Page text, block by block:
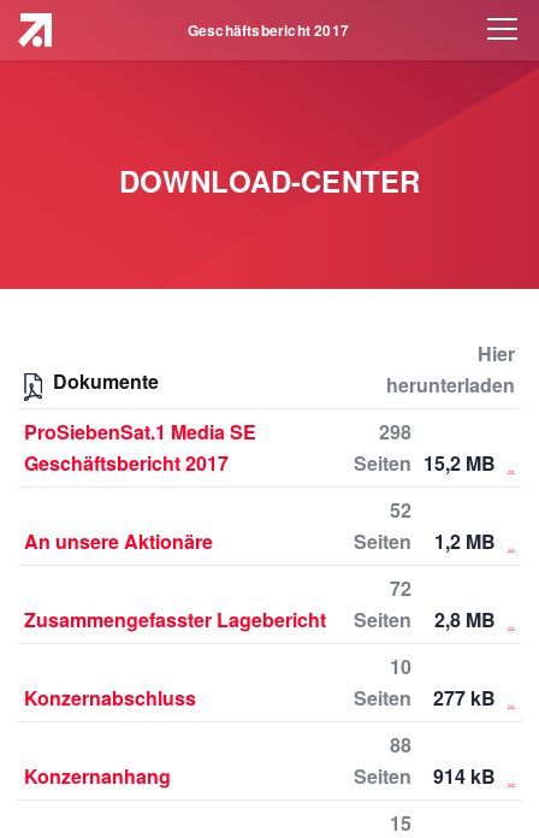
Geschäftsbericht 2017
DOWNLOAD-CENTER
Dokumente
Hier
herunterladen
ProSiebenSat.1 Media SE
Geschäftsbericht 2017
298
Seiten 15,2 MB
An unsere Aktionäre
52
Seiten
1,2 MB
Zusammengefasster Lagebericht
72
Seiten
2,8 MB
Konzernabschluss
10
Seiten
277 kB
Konzernanhang
88
Seiten
914 kB
15